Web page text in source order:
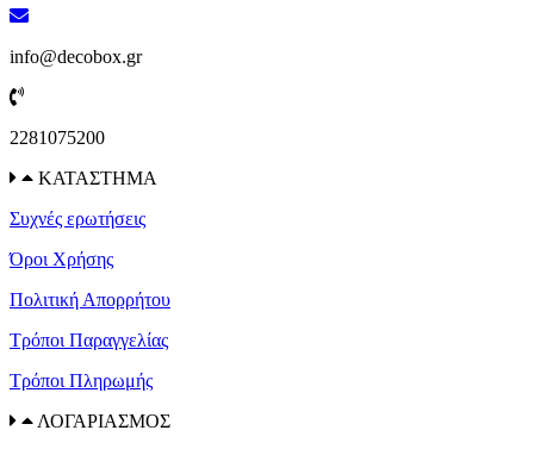
info@decobox.gr
2281075200
ΚΑΤΑΣΤΗΜΑ
Συχνές ερωτήσεις
Όροι Χρήσης
Πολιτική Απορρήτου
Τρόποι Παραγγελίας
Τρόποι Πληρωμής
ΛΟΓΑΡΙΑΣΜΟΣ